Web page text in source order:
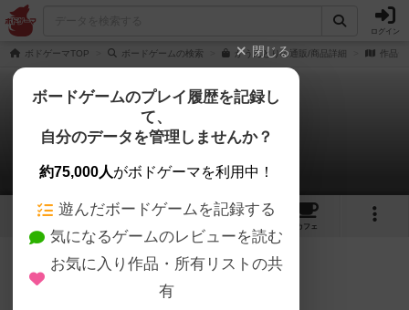
ログイン
ボドゲーマTOP ボードゲームの検索 かうんとりの通販/商品詳細 作品デ
かうんとり
0件の戦略やコツ
2 2
カフェ
かうんとりのトップに戻る
閉じる
ボードゲームのプレイ履歴を記録し
て、
自分のデータを管理しませんか？
約75,000人がボドゲーマを利用中！
遊んだボードゲームを記録する
気になるゲームのレビューを読む
お気に入り作品・所有リストの共
有